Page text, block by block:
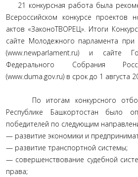
21 конкурсная работа была
Всероссийском конкурсе проектов
актов «ЗаконоТВОРЕЦ». Итоги
сайте Молодежного парламента при
(www.newparlament.ru) и сайте
Федерального Собрания
(www.duma.gov.ru) в срок до 1 августа
По итогам конкурсного
Республике Башкортостан было
победителей по следующим
— развитие экономики и
— развитие транспортной системы;
— совершенствование судебной
права;